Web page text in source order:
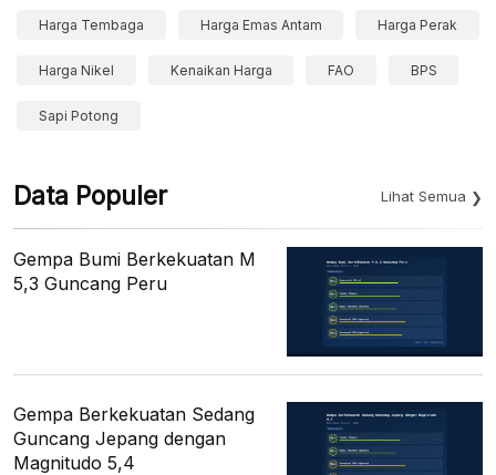
Harga Tembaga Harga Emas Antam Harga Perak
Harga Nikel Kenaikan Harga FAO BPS
Sapi Potong
Data Populer Lihat Semua
Gempa Bumi Berkekuatan M
5,3 Guncang Peru
Gempa Berkekuatan Sedang
Guncang Jepang dengan
Magnitudo 5,4